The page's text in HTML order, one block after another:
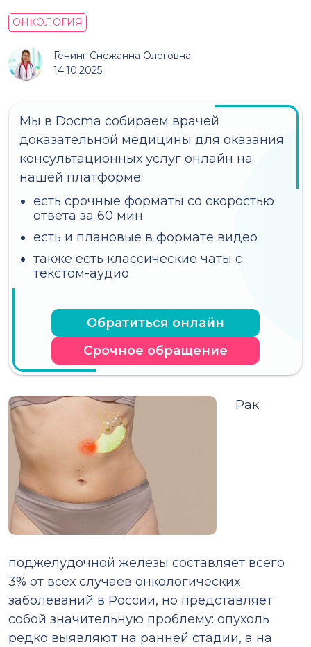
ОНКОЛОГИЯ
Генинг Снежанна Олеговна
14.10.2025
Мы в Docma собираем врачей
доказательной медицины для оказания
консультационных услуг онлайн на
нашей платформе:
есть срочные форматы со скоростью
ответа за 60 мин
есть и плановые в формате видео
также есть классические чаты с
текстом-аудио
Обратиться онлайн
Срочное обращение
Рак
поджелудочной железы составляет всего
3% от всех случаев онкологических
заболеваний в России, но представляет
собой значительную проблему: опухоль
редко выявляют на ранней стадии, а на